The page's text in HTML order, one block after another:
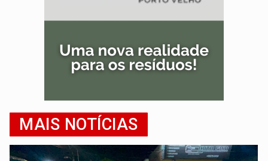
MAIS NOTÍCIAS